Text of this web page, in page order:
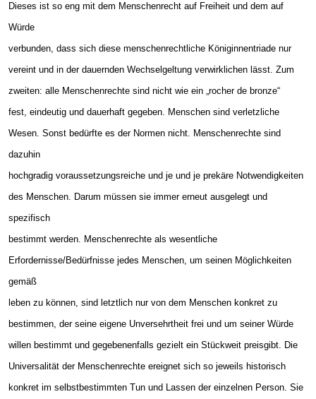
Dieses ist so eng mit dem Menschenrecht auf Freiheit und dem auf
Würde
verbunden, dass sich diese menschenrechtliche Königinnentriade nur
vereint und in der dauernden Wechselgeltung verwirklichen lässt. Zum
zweiten: alle Menschenrechte sind nicht wie ein „rocher de bronze“
fest, eindeutig und dauerhaft gegeben. Menschen sind verletzliche
Wesen. Sonst bedürfte es der Normen nicht. Menschenrechte sind
dazuhin
hochgradig voraussetzungsreiche und je und je prekäre Notwendigkeiten
des Menschen. Darum müssen sie immer erneut ausgelegt und
spezifisch
bestimmt werden. Menschenrechte als wesentliche
Erfordernisse/Bedürfnisse jedes Menschen, um seinen Möglichkeiten
gemäß
leben zu können, sind letztlich nur von dem Menschen konkret zu
bestimmen, der seine eigene Unversehrtheit frei und um seiner Würde
willen bestimmt und gegebenenfalls gezielt ein Stückweit preisgibt. Die
Universalität der Menschenrechte ereignet sich so jeweils historisch
konkret im selbstbestimmten Tun und Lassen der einzelnen Person. Sie